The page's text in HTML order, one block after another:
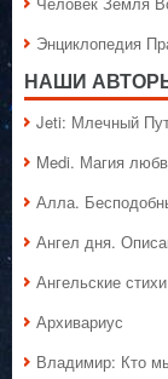
Энциклопедия
НАШИ
Jeti: Млечный
Medi. Магия
Алла.
Ангел дня.
Ангельские
Архивариус
Владимир: Кто